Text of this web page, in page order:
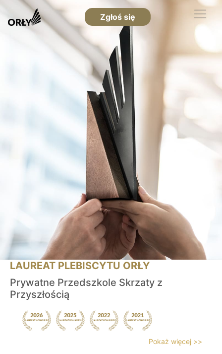
Zgłoś się
LAUREAT PLEBISCYTU ORŁY
Prywatne Przedszkole Skrzaty z
Przyszłością
Pokaż więcej >>